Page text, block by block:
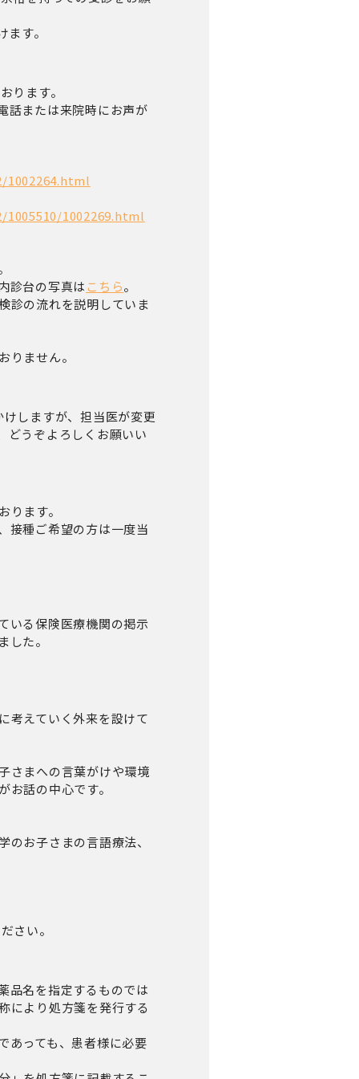
す。
ります。
話または来院時にお声が
1002269.html
診台の写真は こちら。
診の流れを説明していま
りません。
しますが、担当医が変更
どうぞよろしくお願いい
ます。
接種ご希望の方は一度当
いる保険医療機関の掲示
た。
考えていく外来を設けて
さまへの言葉がけや環境
話の中心です。
お子さまの言語療法、
さい。
品名を指定するものでは
により処方箋を発行する
あっても、患者様に必要